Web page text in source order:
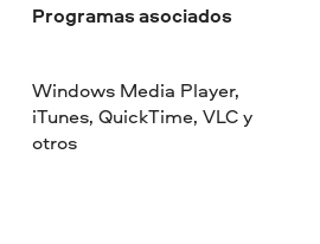
Programas asociados
Windows Media Player,
iTunes, QuickTime, VLC y
otros